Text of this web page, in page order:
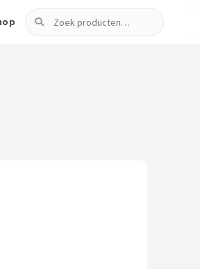
Zoeken